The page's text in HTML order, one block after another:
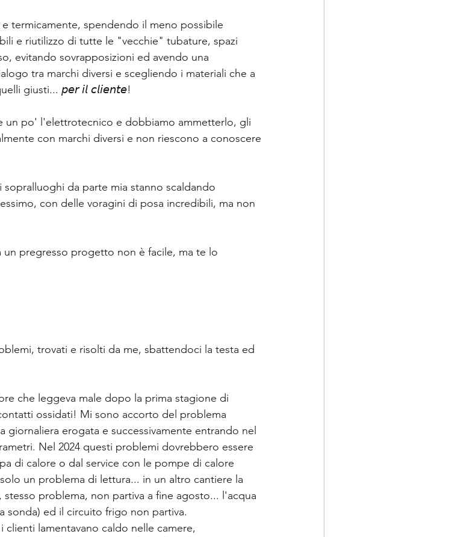
termicamente, spendendo il meno possibile
e riutilizzo di tutte le "vecchie" tubature, spazi
evitando sovrapposizioni ed avendo una
tra marchi diversi e scegliendo i materiali che a
giusti... 𝘱𝘦𝘳 𝘪𝘭 𝘤𝘭𝘪𝘦𝘯𝘵𝘦!
un po' l'elettrotecnico e dobbiamo ammetterlo, gli
con marchi diversi e non riescono a conoscere
da parte mia stanno scaldando
con delle voragini di posa incredibili, ma non
un pregresso progetto non è facile, ma te lo
trovati e risolti da me, sbattendoci la testa ed
che leggeva male dopo la prima stagione di
ossidati! Mi sono accorto del problema
giornaliera erogata e successivamente entrando nel
Nel 2024 questi problemi dovrebbero essere
di calore o dal service con le pompe di calore
un problema di lettura... in un altro cantiere la
problema, non partiva a fine agosto... l'acqua
sonda) ed il circuito frigo non partiva.
clienti lamentavano caldo nelle camere,